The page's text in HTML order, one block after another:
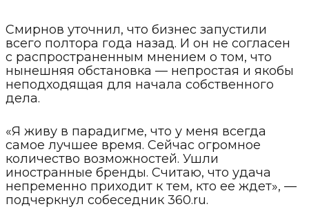
Смирнов уточнил, что бизнес запустили
всего полтора года назад. И он не согласен
с распространенным мнением о том, что
нынешняя обстановка — непростая и якобы
неподходящая для начала собственного
дела.
«Я живу в парадигме, что у меня всегда
самое лучшее время. Сейчас огромное
количество возможностей. Ушли
иностранные бренды. Считаю, что удача
непременно приходит к тем, кто ее ждет», —
подчеркнул собеседник 360.ru.